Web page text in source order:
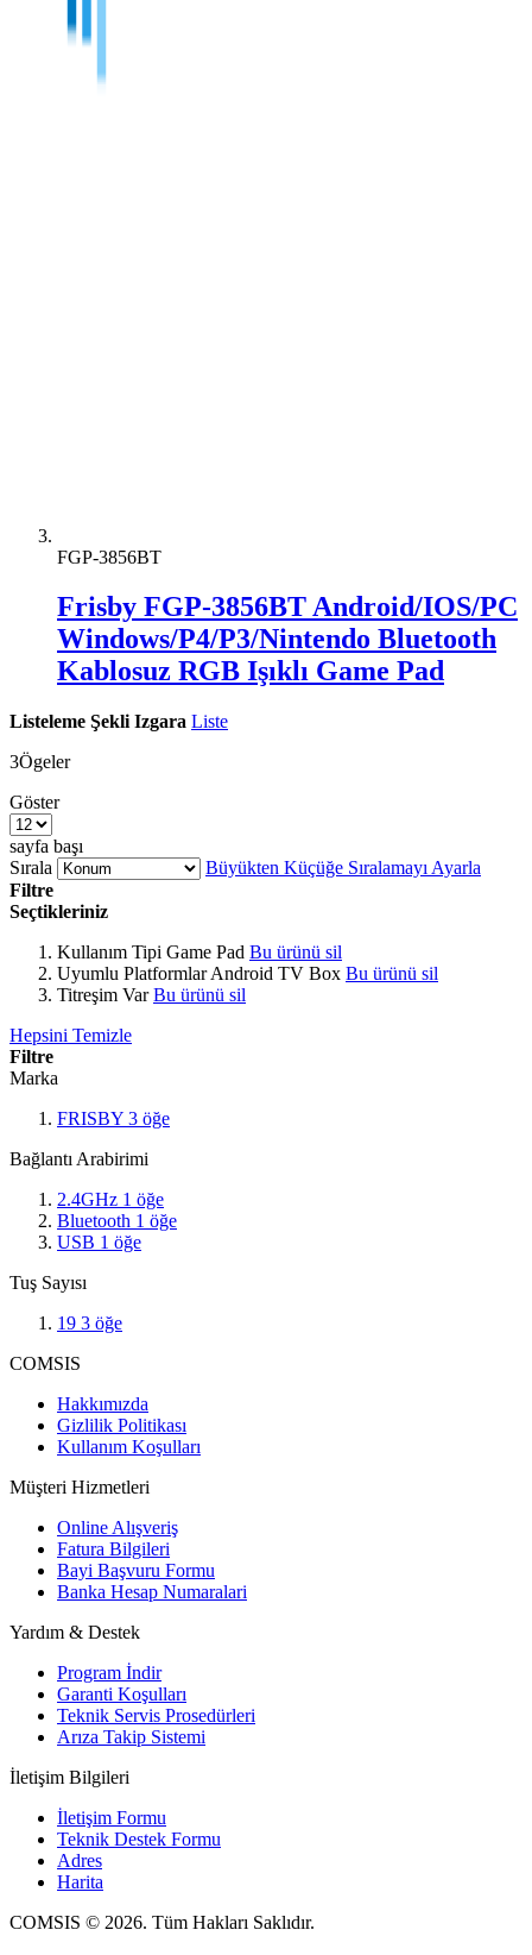
FGP-3856BT
Frisby FGP-3856BT Android/IOS/PC
Windows/P4/P3/Nintendo Bluetooth
Kablosuz RGB Işıklı Game Pad
Listeleme Şekli Izgara Liste
3Ögeler
Göster
sayfa başı
Sırala
Büyükten Küçüğe Sıralamayı Ayarla
Filtre
Seçtikleriniz
Kullanım Tipi Game Pad Bu ürünü sil
Uyumlu Platformlar Android TV Box Bu ürünü sil
Titreşim Var Bu ürünü sil
Hepsini Temizle
Filtre
Marka
FRISBY 3 öğe
Bağlantı Arabirimi
2.4GHz 1 öğe
Bluetooth 1 öğe
USB 1 öğe
Tuş Sayısı
19 3 öğe
COMSIS
Hakkımızda
Gizlilik Politikası
Kullanım Koşulları
Müşteri Hizmetleri
Online Alışveriş
Fatura Bilgileri
Bayi Başvuru Formu
Banka Hesap Numaralari
Yardım & Destek
Program İndir
Garanti Koşulları
Teknik Servis Prosedürleri
Arıza Takip Sistemi
İletişim Bilgileri
İletişim Formu
Teknik Destek Formu
Adres
Harita
COMSIS © 2026. Tüm Hakları Saklıdır.